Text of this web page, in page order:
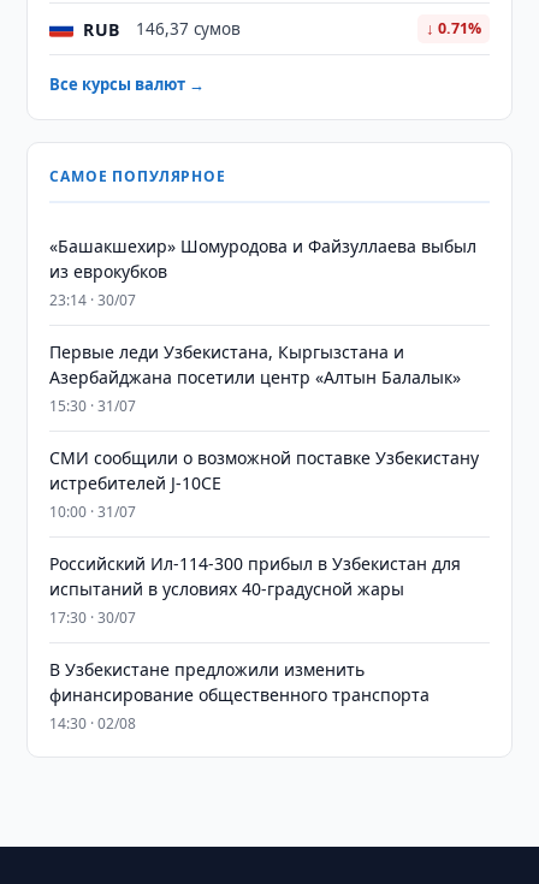
RUB 146,37 сумов ↓ 0.71%
Все курсы валют →
САМОЕ ПОПУЛЯРНОЕ
«Башакшехир» Шомуродова и Файзуллаева выбыл
из еврокубков
23:14 · 30/07
Первые леди Узбекистана, Кыргызстана и
Азербайджана посетили центр «Алтын Балалык»
15:30 · 31/07
СМИ сообщили о возможной поставке Узбекистану
истребителей J-10CE
10:00 · 31/07
Российский Ил-114-300 прибыл в Узбекистан для
испытаний в условиях 40-градусной жары
17:30 · 30/07
В Узбекистане предложили изменить
финансирование общественного транспорта
14:30 · 02/08